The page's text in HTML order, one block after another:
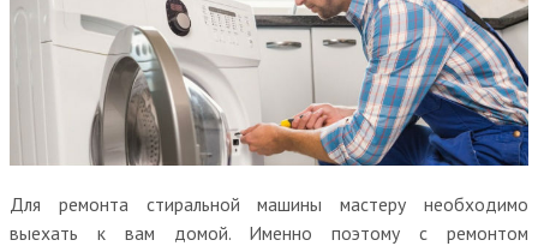
Для ремонта стиральной машины мастеру необходимо
выехать к вам домой. Именно поэтому с ремонтом